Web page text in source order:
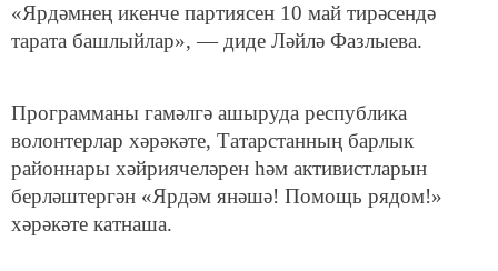
«Ярдәмнең икенче партиясен 10 май тирәсендә
тарата башлыйлар», — диде Ләйлә Фазлыева.
Программаны гамәлгә ашыруда республика
волонтерлар хәрәкәте, Татарстанның барлык
районнары хәйриячеләрен һәм активистларын
берләштергән «Ярдәм янәшә! Помощь рядом!»
хәрәкәте катнаша.